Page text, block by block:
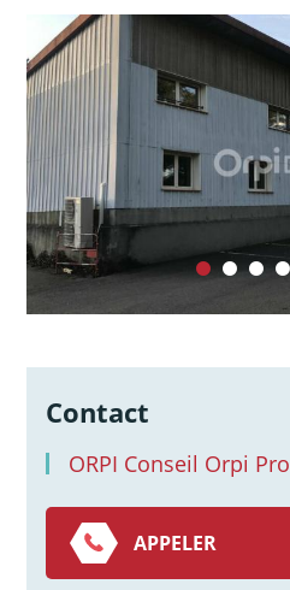
Contact
ORPI Conseil Orpi Pro
APPELER